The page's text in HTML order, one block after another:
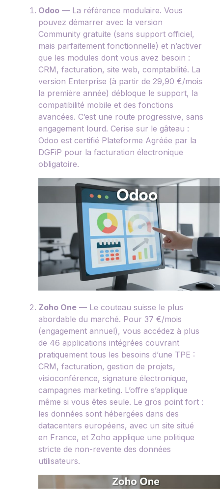
Odoo — La référence modulaire. Vous
pouvez démarrer avec la version
Community gratuite (sans support officiel,
mais parfaitement fonctionnelle) et n’activer
que les modules dont vous avez besoin :
CRM, facturation, site web, comptabilité. La
version Enterprise (à partir de 29,90 €/mois
la première année) débloque le support, la
compatibilité mobile et des fonctions
avancées. C’est une route progressive, sans
engagement lourd. Cerise sur le gâteau :
Odoo est certifié Plateforme Agréée par la
DGFiP pour la facturation électronique
obligatoire.
Zoho One — Le couteau suisse le plus
abordable du marché. Pour 37 €/mois
(engagement annuel), vous accédez à plus
de 46 applications intégrées couvrant
pratiquement tous les besoins d’une TPE :
CRM, facturation, gestion de projets,
visioconférence, signature électronique,
campagnes marketing. L’offre s’applique
même si vous êtes seule. Le gros point fort :
les données sont hébergées dans des
datacenters européens, avec un site situé
en France, et Zoho applique une politique
stricte de non-revente des données
utilisateurs.